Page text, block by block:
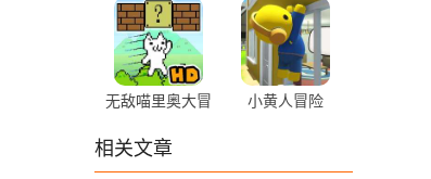
无敌喵里奥大冒
小黄人冒险
相关文章